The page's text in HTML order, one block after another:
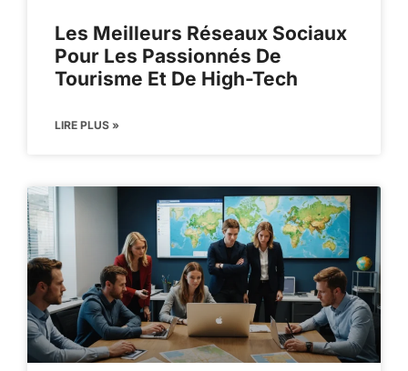
Les Meilleurs Réseaux Sociaux
Pour Les Passionnés De
Tourisme Et De High-Tech
LIRE PLUS »